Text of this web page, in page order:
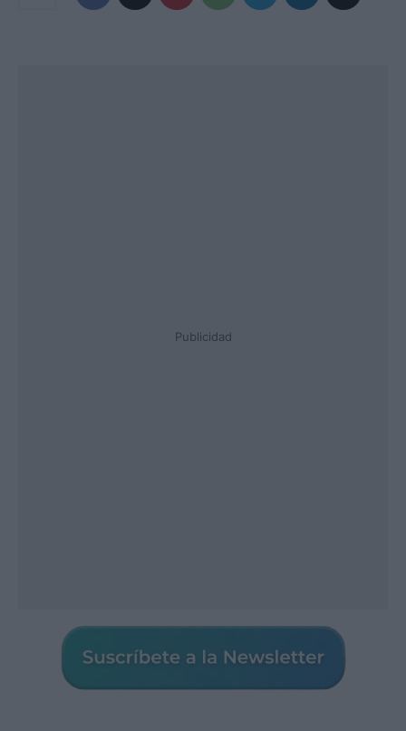
Publicidad